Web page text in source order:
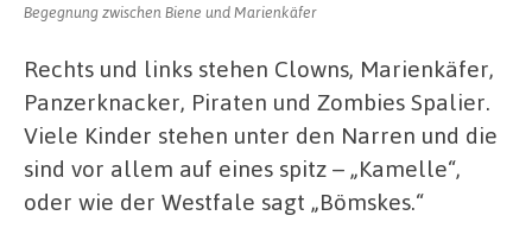
Begegnung zwischen Biene und Marienkäfer
Rechts und links stehen Clowns, Marienkäfer,
Panzerknacker, Piraten und Zombies Spalier.
Viele Kinder stehen unter den Narren und die
sind vor allem auf eines spitz – „Kamelle“,
oder wie der Westfale sagt „Bömskes.“